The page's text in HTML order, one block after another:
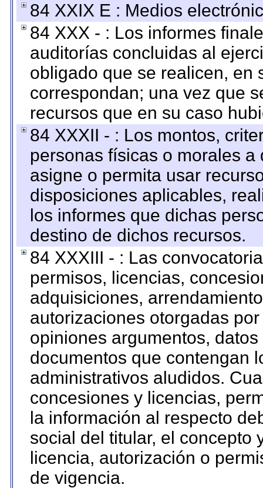
84 XXIX E : Medios
84 XXX - : Los informes
auditorías concluidas al
obligado que se realicen, en
correspondan; una vez que
recursos que en su caso
84 XXXII - : Los montos,
personas físicas o morales
asigne o permita usar
disposiciones aplicables,
los informes que dichas
destino de dichos recursos.
84 XXXIII - : Las
permisos, licencias,
adquisiciones,
autorizaciones otorgadas
opiniones argumentos,
documentos que contengan
administrativos aludidos.
concesiones y licencias,
la información al respecto
social del titular, el concepto
licencia, autorización o
de vigencia.